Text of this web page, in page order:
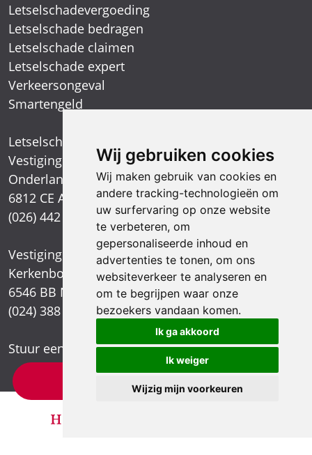
Wij gebruiken cookies
Wij maken gebruik van cookies en
andere tracking-technologieën om
uw surfervaring op onze website
te verbeteren, om
gepersonaliseerde inhoud en
advertenties te tonen, om ons
websiteverkeer te analyseren en
om te begrijpen waar onze
bezoekers vandaan komen.
Ik ga akkoord
Ik weiger
Wijzig mijn voorkeuren
×
Letselschadevergoeding
Letselschade bedragen
Letselschade claimen
Letselschade expert
Verkeersongeval
Smartengeld
Letselschadespecialist
Vestiging Arnhem
Onderlangs 1
6812 CE Arnhem
(026) 442 39 13
Vestiging Nijmegen
Kerkenbos 1021
6546 BB Nijmegen
(024) 388 66 80
Stuur een e-mail